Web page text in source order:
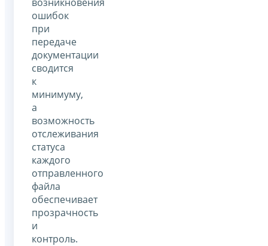
ошибок
при
передаче
документации
сводится
к
минимуму,
а
возможность
отслеживания
статуса
каждого
отправленного
файла
обеспечивает
прозрачность
и
контроль.